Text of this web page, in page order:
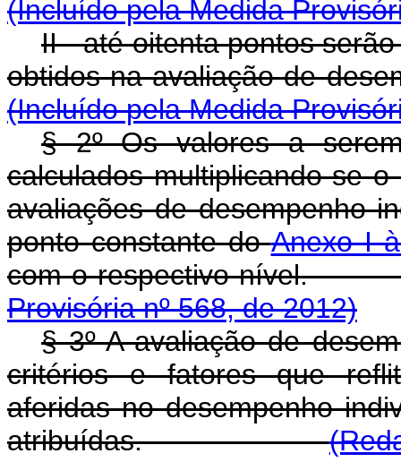
(Incluído pela Medida
II - até oitenta pontos
obtidos na avaliação
(Incluído pela Medida
§ 2º Os valores a
calculados multiplicando-se
avaliações de desempenho
ponto constante doAnexo I
com o respectivo
Provisória nº 568, de 2012)
§ 3º A avaliação de
critérios e fatores que
aferidas no desempenho
atribuídas.